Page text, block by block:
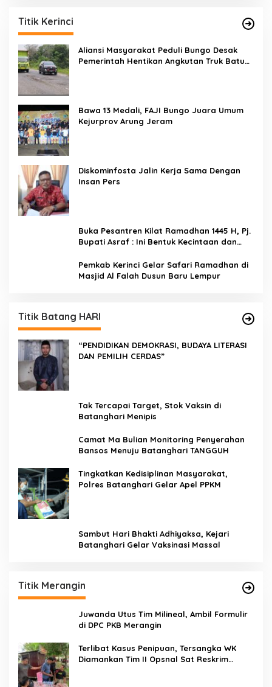
Titik Kerinci
Aliansi Masyarakat Peduli Bungo Desak
Pemerintah Hentikan Angkutan Truk Batu
Bawa 13 Medali, FAJI Bungo Juara Umum
Kejurprov Arung Jeram
Diskominfosta Jalin Kerja Sama Dengan
Insan Pers
Buka Pesantren Kilat Ramadhan 1445 H, Pj.
Bupati Asraf : Ini Bentuk Kecintaan dan
Kerinci
Pemkab Kerinci Gelar Safari Ramadhan di
Masjid Al Falah Dusun Baru Lempur
Titik Batang HARI
“PENDIDIKAN DEMOKRASI, BUDAYA LITERASI
DAN PEMILIH CERDAS”
Tak Tercapai Target, Stok Vaksin di
Batanghari Menipis
Camat Ma Bulian Monitoring Penyerahan
Bansos Menuju Batanghari TANGGUH
Tingkatkan Kedisiplinan Masyarakat,
Polres Batanghari Gelar Apel PPKM
Sambut Hari Bhakti Adhiyaksa, Kejari
Batanghari Gelar Vaksinasi Massal
Titik Merangin
Juwanda Utus Tim Milineal, Ambil Formulir
di DPC PKB Merangin
Terlibat Kasus Penipuan, Tersangka WK
Diamankan Tim II Opsnal Sat Reskrim